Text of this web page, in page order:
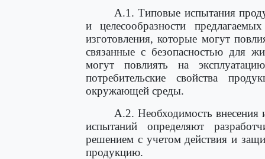
А.1. Типовые испытания
и целесообразности
изготовления, которые могут
связанные с безопасностью для
могут повлиять на
потребительские свойства
окружающей среды.
А.2. Необходимость
испытаний определяют
решением с учетом действия и
продукцию.